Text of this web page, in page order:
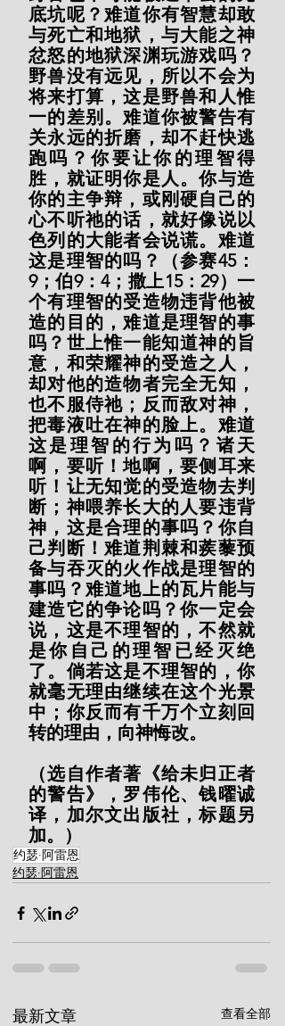
底坑呢？难道你有智慧却敢
与死亡和地狱，与大能之神
忿怒的地狱深渊玩游戏吗？
野兽没有远见，所以不会为
将来打算，这是野兽和人惟
一的差别。难道你被警告有
关永远的折磨，却不赶快逃
跑吗？你要让你的理智得
胜，就证明你是人。你与造
你的主争辩，或刚硬自己的
心不听祂的话，就好像说以
色列的大能者会说谎。难道
这是理智的吗？（参赛45：
9；伯9：4；撒上15：29）一
个有理智的受造物违背他被
造的目的，难道是理智的事
吗？世上惟一能知道神的旨
意，和荣耀神的受造之人，
却对他的造物者完全无知，
也不服侍祂；反而敌对神，
把毒液吐在神的脸上。难道
这是理智的行为吗？诸天
啊，要听！地啊，要侧耳来
听！让无知觉的受造物去判
断；神喂养长大的人要违背
神，这是合理的事吗？你自
己判断！难道荆棘和蒺藜预
备与吞灭的火作战是理智的
事吗？难道地上的瓦片能与
建造它的争论吗？你一定会
说，这是不理智的，不然就
是你自己的理智已经灭绝
了。倘若这是不理智的，你
就毫无理由继续在这个光景
中；你反而有千万个立刻回
转的理由，向神悔改。
（选自作者著《给未归正者
的警告》，罗伟伦、钱曜诚
译，加尔文出版社，标题另
加。）
约瑟·阿雷恩
约瑟·阿雷恩
最新文章 查看全部